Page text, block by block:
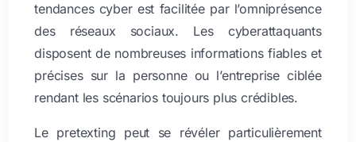
tendances cyber est facilitée par l’omniprésence
des réseaux sociaux. Les cyberattaquants
disposent de nombreuses informations fiables et
précises sur la personne ou l’entreprise ciblée
rendant les scénarios toujours plus crédibles.
Le pretexting peut se révéler particulièrement